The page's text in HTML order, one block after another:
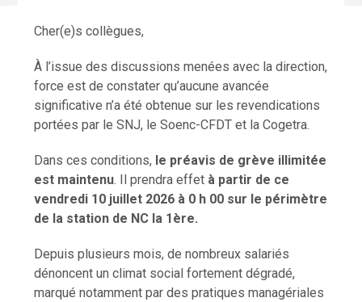
Cher(e)s collègues,
À l’issue des discussions menées avec la direction,
force est de constater qu’aucune avancée
significative n’a été obtenue sur les revendications
portées par le SNJ, le Soenc-CFDT et la Cogetra.
Dans ces conditions, le préavis de grève illimitée
est maintenu. Il prendra effet à partir de ce
vendredi 10 juillet 2026 à 0 h 00 sur le périmètre
de la station de NC la 1ère.
Depuis plusieurs mois, de nombreux salariés
dénoncent un climat social fortement dégradé,
marqué notamment par des pratiques managériales